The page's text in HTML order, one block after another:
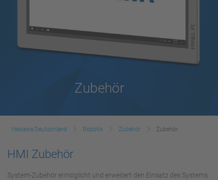
Zubehör
Yaskawa Deutschland Robotik Zubehör Zubehör
HMI Zubehör
System-Zubehör ermöglicht und erweitert den Einsatz des Systems